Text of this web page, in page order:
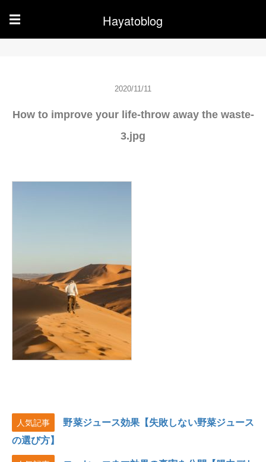
☰ Hayatoblog
2020/11/11
How to improve your life-throw away the waste-
3.jpg
人気記事
野菜ジュース効果【失敗しない野菜ジュース
の選び方】